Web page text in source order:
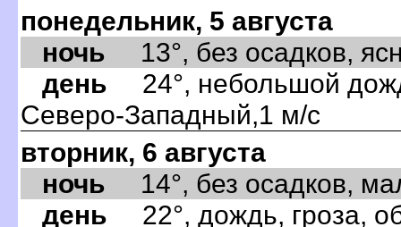
понедельник, 5 августа
ночь 13°, без осадков,
день 24°, небольшой
Северо-Западный,1 м/с
вторник, 6 августа
ночь 14°, без осадков,
день 22°, дождь, гроза,